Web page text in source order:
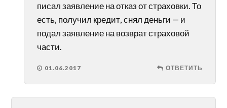
писал заявление на отказ от страховки. То
есть, получил кредит, снял деньги — и
подал заявление на возврат страховой
части.
01.06.2017 ОТВЕТИТЬ